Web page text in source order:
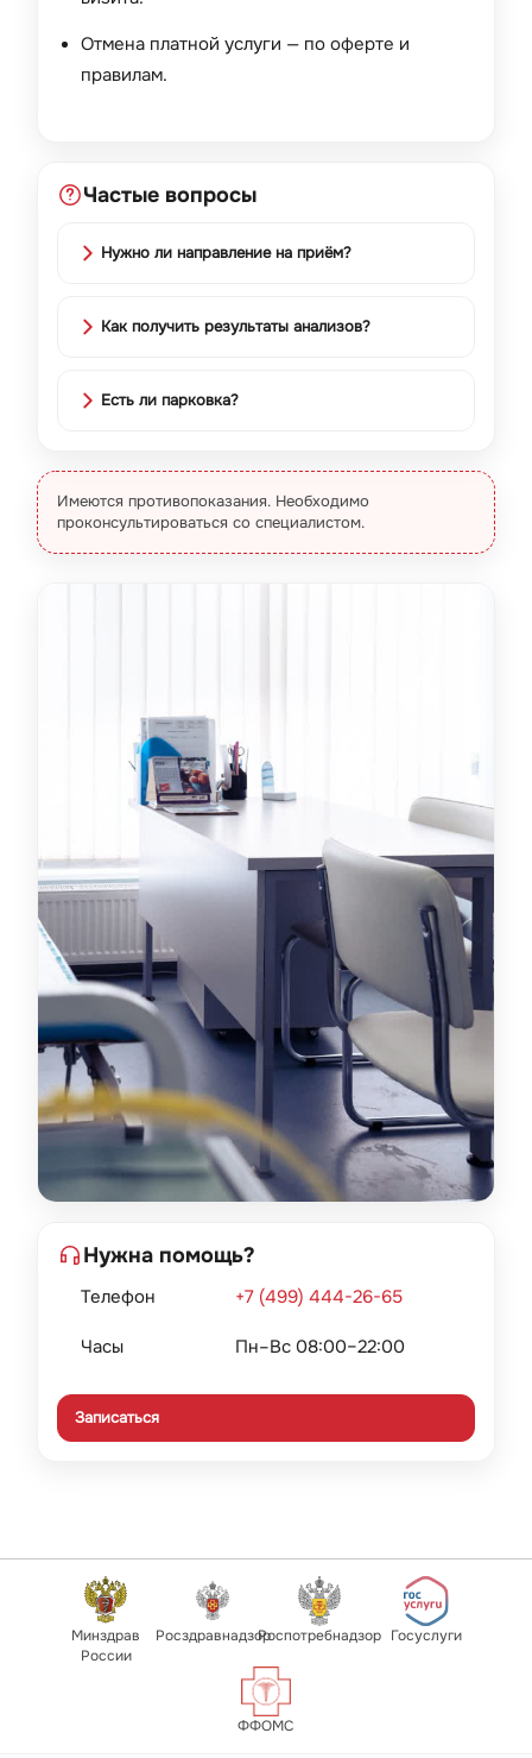
Отмена платной услуги — по оферте и
правилам.
Частые вопросы
Нужно ли направление на приём?
Как получить результаты анализов?
Есть ли парковка?
Имеются противопоказания. Необходимо
проконсультироваться со специалистом.
Нужна помощь?
Телефон +7 (499) 444-26-65
Часы Пн–Вс 08:00–22:00
Записаться
Минздрав
России
РосздравнадзорРоспотребнадзор Госуслуги
ФФОМС